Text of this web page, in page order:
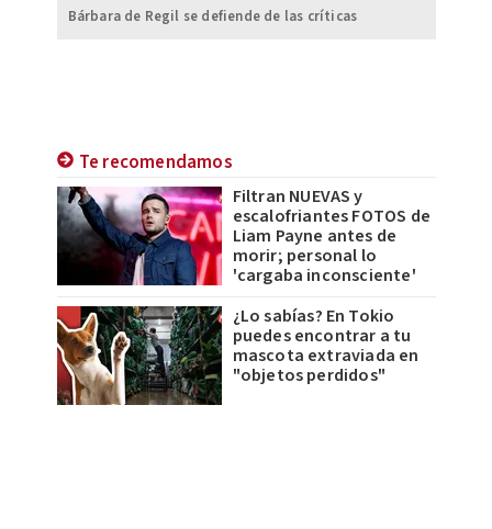
Bárbara de Regil se defiende de las críticas
Te recomendamos
Filtran NUEVAS y
escalofriantes FOTOS de
Liam Payne antes de
morir; personal lo
'cargaba inconsciente'
¿Lo sabías? En Tokio
puedes encontrar a tu
mascota extraviada en
"objetos perdidos"